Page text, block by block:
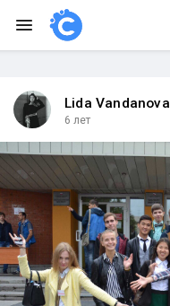
Lida Vandanova
6 лет